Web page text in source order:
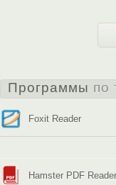
Программы по
Foxit Reader
Hamster PDF Reader